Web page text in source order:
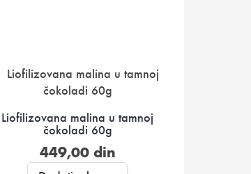
Liofilizovana malina u tamnoj
čokoladi 60g
449,00 din